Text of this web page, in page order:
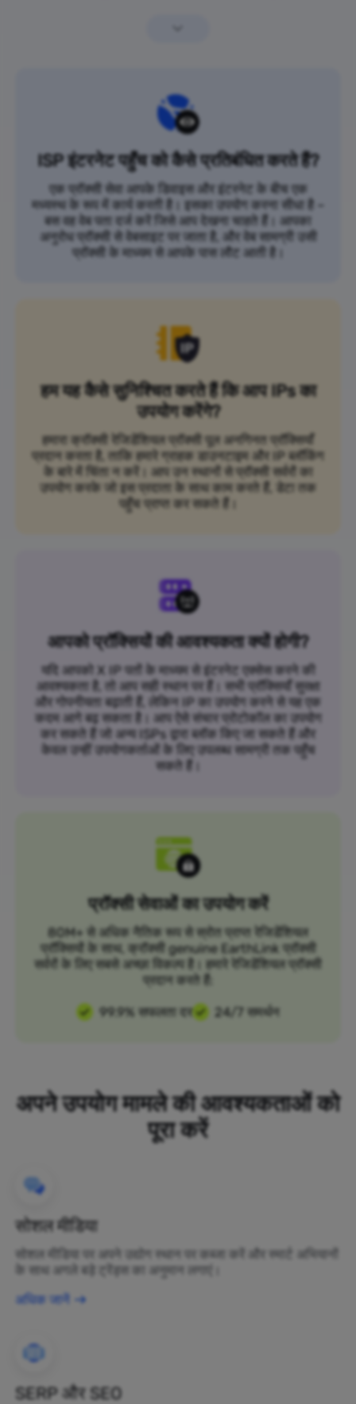
ISP इंटरनेट पहुँच को कैसे प्रतिबंधित करते हैं?
एक प्रॉक्सी सेवा आपके डिवाइस और इंटरनेट के बीच एक
मध्यस्थ के रूप में कार्य करती है। इसका उपयोग करना सीधा है –
बस वह वेब पता दर्ज करें जिसे आप देखना चाहते हैं। आपका
अनुरोध प्रॉक्सी से वेबसाइट पर जाता है, और वेब सामग्री उसी
प्रॉक्सी के माध्यम से आपके पास लौट आती है।
हम यह कैसे सुनिश्चित करते हैं कि आप IPs का
उपयोग करेंगे?
हमारा क्रॉक्सी रेजिडेंशियल प्रॉक्सी पूल अनगिनत प्रॉक्सियाँ
प्रदान करता है, ताकि हमारे ग्राहक डाउनटाइम और IP ब्लॉकिंग
के बारे में चिंता न करें। आप उन स्थानों से प्रॉक्सी सर्वरों का
उपयोग करके जो इस प्रदाता के साथ काम करते हैं, डेटा तक
पहुँच प्राप्त कर सकते हैं।
आपको प्रॉक्सियों की आवश्यकता क्यों होगी?
यदि आपको X IP पतों के माध्यम से इंटरनेट एक्सेस करने की
आवश्यकता है, तो आप सही स्थान पर हैं। सभी प्रॉक्सियाँ सुरक्षा
और गोपनीयता बढ़ाती हैं, लेकिन IP का उपयोग करने से यह एक
कदम आगे बढ़ सकता है। आप ऐसे संचार प्रोटोकॉल का उपयोग
कर सकते हैं जो अन्य ISPs द्वारा ब्लॉक किए जा सकते हैं और
केवल उन्हीं उपयोगकर्ताओं के लिए उपलब्ध सामग्री तक पहुँच
सकते हैं।
प्रॉक्सी सेवाओं का उपयोग करें
80M+ से अधिक नैतिक रूप से स्रोत प्राप्त रेजिडेंशियल
प्रॉक्सियों के साथ, क्रॉक्सी genuine EarthLink प्रॉक्सी
सर्वरों के लिए सबसे अच्छा विकल्प है। हमारे रेजिडेंशियल प्रॉक्सी
प्रदान करते हैं:
99.9% सफलता दर
24/7 समर्थन
अपने उपयोग मामले की आवश्यकताओं को
पूरा करें
सोशल मीडिया
सोशल मीडिया पर अपने उद्योग स्थान पर कब्जा करें और स्मार्ट अभियानों
के साथ अगले बड़े ट्रेंड्स का अनुमान लगाएं।
अधिक जानें
SERP और SEO